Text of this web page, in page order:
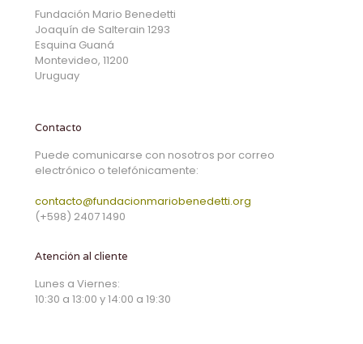
Fundación Mario Benedetti
Joaquín de Salterain 1293
Esquina Guaná
Montevideo, 11200
Uruguay
Contacto
Puede comunicarse con nosotros por correo
electrónico o telefónicamente:
contacto@fundacionmariobenedetti.org
(+598) 2407 1490
Atención al cliente
Lunes a Viernes:
10:30 a 13:00 y 14:00 a 19:30